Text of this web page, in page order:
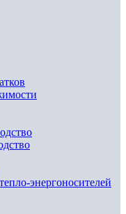
энергоносителей